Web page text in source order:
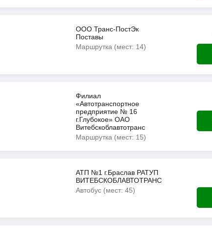
ООО Транс-ПостЭк
Поставы
Маршрутка (мест: 14)
Филиал
«Автотранспортное
предприятие № 16
г.Глубокое» ОАО
Витебскоблавтотранс
Маршрутка (мест: 15)
АТП №1 г.Браслав РАТУП
ВИТЕБСКОБЛАВТОТРАНС
Автобус (мест: 45)